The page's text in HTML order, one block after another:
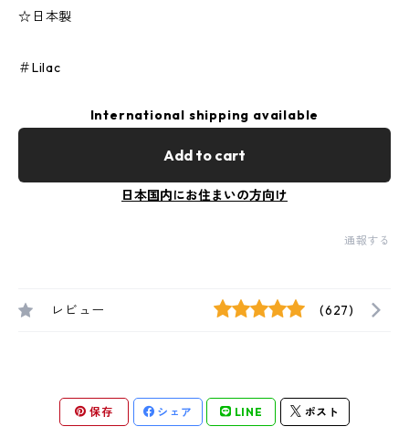
☆日本製
＃Lilac
International shipping available
Add to cart
日本国内にお住まいの方向け
通報する
レビュー (627)
保存 シェア LINE ポスト